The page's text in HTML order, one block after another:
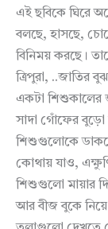
এই ছবিকে ঘিরে
বলছে, হাসছে,
বিনিময় করছে।
ত্রিপুরা, ..জাতির
একটা শিশুকালের
সাদা গোঁফের বুড়ো
শিশুগুলোকে
কোথায় যাও,
শিশুগুলো মায়ার
আর বীজ বুকে